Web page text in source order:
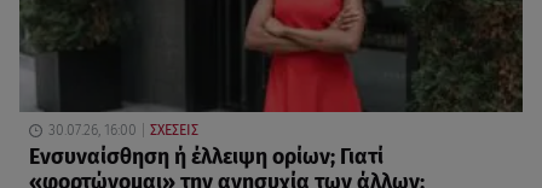
30.07.26, 16:00 ΣΧΕΣΕΙΣ
Eνσυναίσθηση ή έλλειψη ορίων; Γιατί